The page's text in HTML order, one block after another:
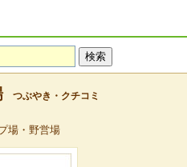
つぶやき・クチコミ
場・野営場